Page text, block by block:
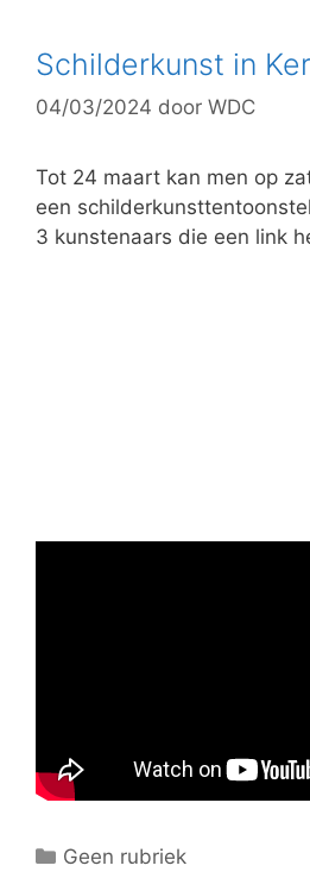
g
r
e
ë
n
Schilderkunst in
04/03/2024 door WDC
Tot 24 maart kan men op
een
3 kunstenaars die een link
C
Geen rubriek